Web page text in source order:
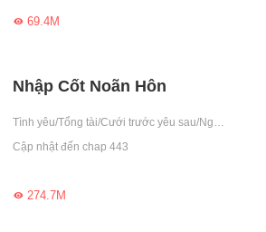
69.4M
Nhập Cốt Noãn Hôn
Tình yêu/Tổng tài/Cưới trước yêu sau/Ngược/Drama/Bá đạo/Số mệnh/Gương vỡ lại lành/Shota/Mẹ đơn thân/Hoàng tử
Cập nhật đến chap 443
274.7M